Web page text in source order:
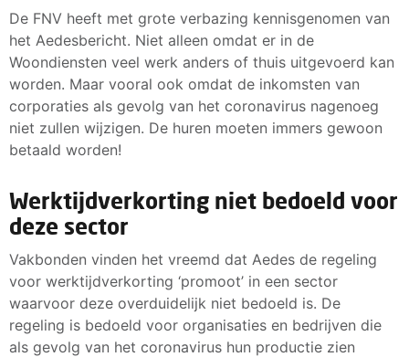
De FNV heeft met grote verbazing kennisgenomen van
het Aedesbericht. Niet alleen omdat er in de
Woondiensten veel werk anders of thuis uitgevoerd kan
worden. Maar vooral ook omdat de inkomsten van
corporaties als gevolg van het coronavirus nagenoeg
niet zullen wijzigen. De huren moeten immers gewoon
betaald worden!
Werktijdverkorting niet bedoeld voor
deze sector
Vakbonden vinden het vreemd dat Aedes de regeling
voor werktijdverkorting ‘promoot’ in een sector
waarvoor deze overduidelijk niet bedoeld is. De
regeling is bedoeld voor organisaties en bedrijven die
als gevolg van het coronavirus hun productie zien